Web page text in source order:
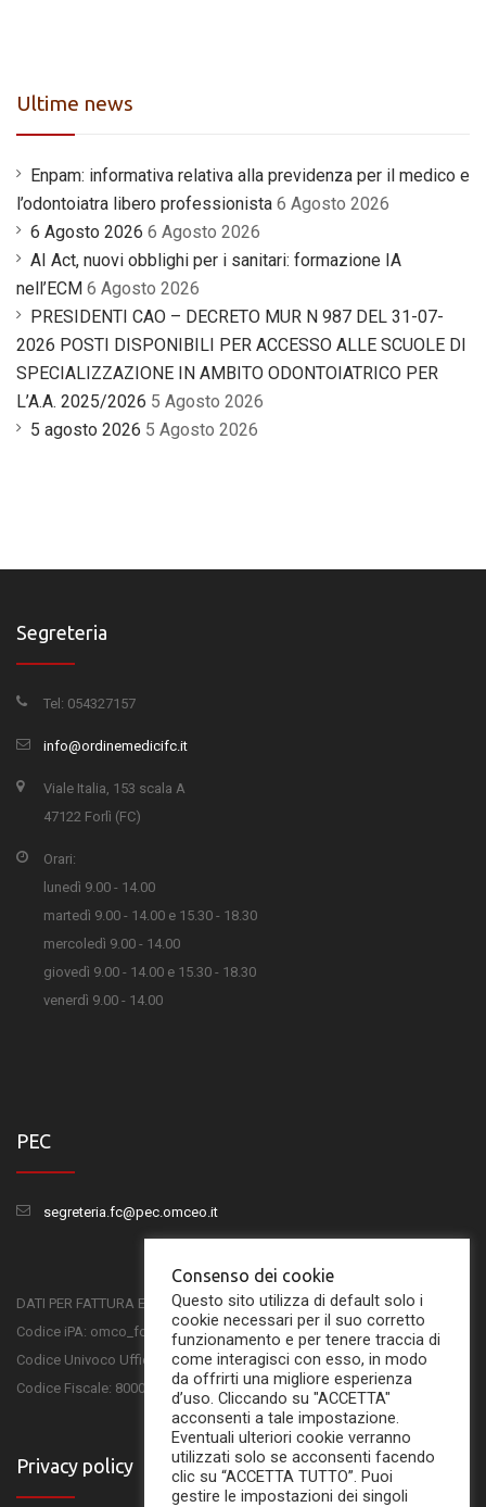
Ultime news
Enpam: informativa relativa alla previdenza per il medico e
l’odontoiatra libero professionista 6 Agosto 2026
6 Agosto 2026 6 Agosto 2026
AI Act, nuovi obblighi per i sanitari: formazione IA
nell’ECM 6 Agosto 2026
PRESIDENTI CAO – DECRETO MUR N 987 DEL 31-07-
2026 POSTI DISPONIBILI PER ACCESSO ALLE SCUOLE DI
SPECIALIZZAZIONE IN AMBITO ODONTOIATRICO PER
L’A.A. 2025/2026 5 Agosto 2026
5 agosto 2026 5 Agosto 2026
Segreteria
Tel: 054327157
info@ordinemedicifc.it
Viale Italia, 153 scala A
47122 Forlì (FC)
Orari:
lunedì 9.00 - 14.00
martedì 9.00 - 14.00 e 15.30 - 18.30
mercoledì 9.00 - 14.00
giovedì 9.00 - 14.00 e 15.30 - 18.30
venerdì 9.00 - 14.00
PEC
segreteria.fc@pec.omceo.it
DATI PER FATTURA ELETTRONICA
Codice iPA: omco_fc
Codice Univoco Ufficio: UFSKMC
Codice Fiscale: 80001750407
Privacy policy
Consenso dei cookie
Questo sito utilizza di default solo i
cookie necessari per il suo corretto
funzionamento e per tenere traccia di
come interagisci con esso, in modo
da offrirti una migliore esperienza
d’uso. Cliccando su "ACCETTA"
acconsenti a tale impostazione.
Eventuali ulteriori cookie verranno
utilizzati solo se acconsenti facendo
clic su “ACCETTA TUTTO”. Puoi
gestire le impostazioni dei singoli